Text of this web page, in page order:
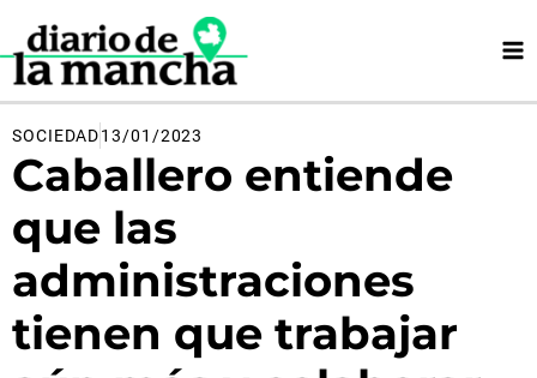
contenido
SOCIEDAD13/01/2023
Caballero entiende
que las
administraciones
tienen que trabajar